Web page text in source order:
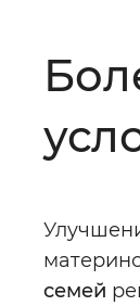
семей